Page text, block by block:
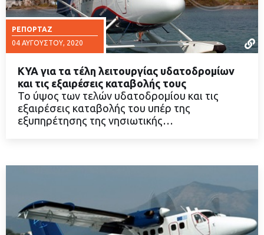
ΡΕΠΟΡΤΆΖ
04 ΑΥΓΟΎΣΤΟΥ, 2020
ΔΙΑΒΑΣΤΕ ΠΕΡΙΣΣΟΤΕΡΑ
ΚΥΑ για τα τέλη λειτουργίας υδατοδρομίων
και τις εξαιρέσεις καταβολής τους
Το ύψος των τελών υδατοδρομίου και τις
εξαιρέσεις καταβολής του υπέρ της
εξυπηρέτησης της νησιωτικής…